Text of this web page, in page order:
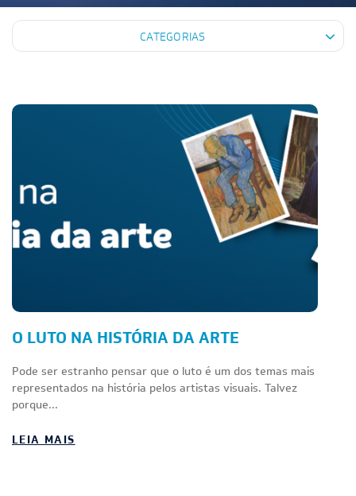
CATEGORIAS
O LUTO NA HISTÓRIA DA ARTE
Pode ser estranho pensar que o luto é um dos temas mais
representados na história pelos artistas visuais. Talvez
porque...
LEIA MAIS